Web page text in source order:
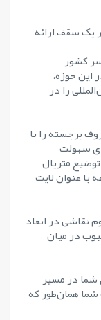
یک سقف ارائه
کشور
این حوزه،
را در
برجسته را با
سهولت
متریال
با عنوان لایت
نقاشی در ابعاد
در میان
شما در مسیر
شما همان‌طور که